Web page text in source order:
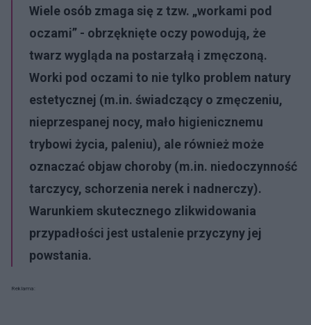
Wiele osób zmaga się z tzw. „workami pod
oczami” - obrzęknięte oczy powodują, że
twarz wygląda na postarzałą i zmęczoną.
Worki pod oczami to nie tylko problem natury
estetycznej (m.in. świadczący o zmęczeniu,
nieprzespanej nocy, mało higienicznemu
trybowi życia, paleniu), ale również może
oznaczać objaw choroby (m.in. niedoczynność
tarczycy, schorzenia nerek i nadnerczy).
Warunkiem skutecznego zlikwidowania
przypadłości jest ustalenie przyczyny jej
powstania.
Reklama: